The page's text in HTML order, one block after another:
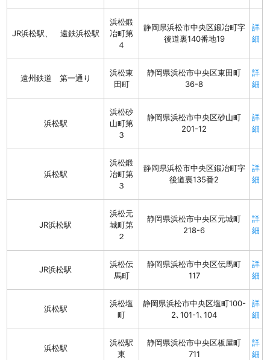
JR浜松駅、 遠鉄浜松駅
浜松鍛
冶町第
４
静岡県浜松市中央区鍛冶町字
後道裏140番地19
詳
細
遠州鉄道 第一通り
浜松東
田町
静岡県浜松市中央区東田町
36-8
詳
細
浜松駅
浜松砂
山町第
３
静岡県浜松市中央区砂山町
201-12
詳
細
浜松駅
浜松鍛
冶町第
３
静岡県浜松市中央区鍛冶町字
後道裏135番2
詳
細
JR浜松駅
浜松元
城町第
２
静岡県浜松市中央区元城町
218-6
詳
細
JR浜松駅
浜松伝
馬町
静岡県浜松市中央区伝馬町
117
詳
細
浜松駅
浜松塩
町
静岡県浜松市中央区塩町100-
2､101-1､104
詳
細
浜松駅
浜松駅
東
静岡県浜松市中央区板屋町
711
詳
細